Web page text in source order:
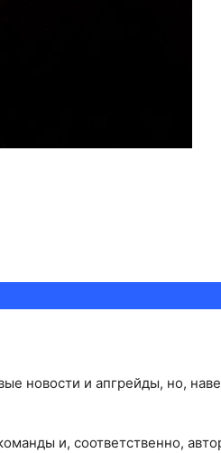
новости и апгрейды, но,
и, соответственно,